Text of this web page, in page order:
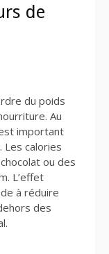
de
du poids
Au
important
Les calories
ou des
L’effet
à réduire
des